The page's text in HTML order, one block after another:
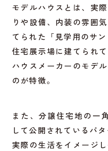
モデルハウスとは、実
りや設備、内装の雰囲
てられた「見学用のサ
住宅展示場に建てられ
ハウスメーカーのモデ
のが特徴。
また、分譲住宅地の一
して公開されているパタ
実際の生活をイメージ